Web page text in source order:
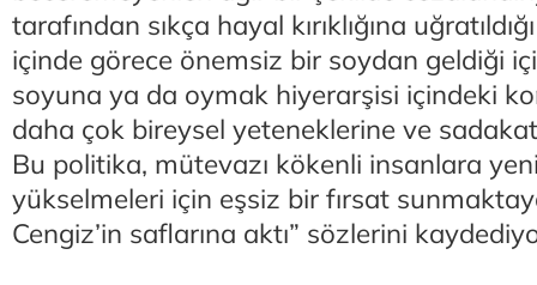
tarafından sıkça hayal kırıklığına
içinde görece önemsiz bir soydan geldiği
soyuna ya da oymak hiyerarşisi içindeki
daha çok bireysel yeteneklerine ve
Bu politika, mütevazı kökenli insanlara
yükselmeleri için eşsiz bir fırsat
Cengiz’in saflarına aktı” sözlerini